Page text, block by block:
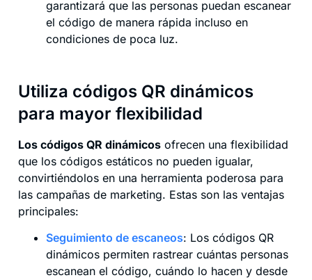
garantizará que las personas puedan escanear
el código de manera rápida incluso en
condiciones de poca luz.
Utiliza códigos QR dinámicos
para mayor flexibilidad
Los códigos QR dinámicos ofrecen una flexibilidad
que los códigos estáticos no pueden igualar,
convirtiéndolos en una herramienta poderosa para
las campañas de marketing. Estas son las ventajas
principales:
Seguimiento de escaneos: Los códigos QR
dinámicos permiten rastrear cuántas personas
escanean el código, cuándo lo hacen y desde